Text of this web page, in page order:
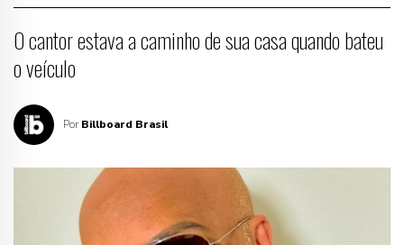
O cantor estava a caminho de sua casa quando bateu
o veículo
Por Billboard Brasil